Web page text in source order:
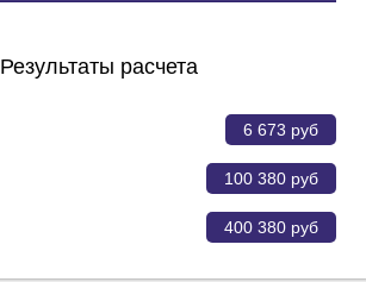
Результаты расчета
6 673 руб
100 380 руб
400 380 руб